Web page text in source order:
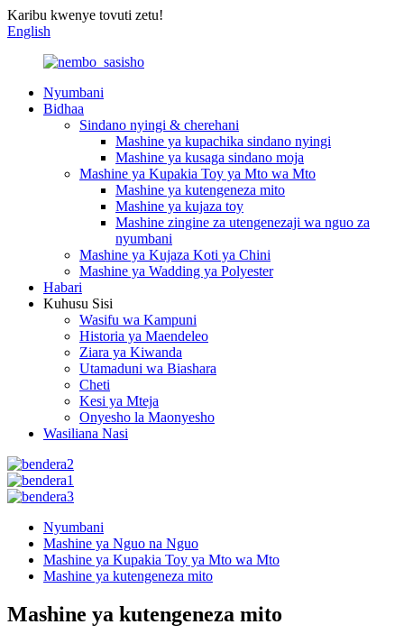
Karibu kwenye tovuti zetu!
English
Nyumbani
Bidhaa
Sindano nyingi & cherehani
Mashine ya kupachika sindano nyingi
Mashine ya kusaga sindano moja
Mashine ya Kupakia Toy ya Mto wa Mto
Mashine ya kutengeneza mito
Mashine ya kujaza toy
Mashine zingine za utengenezaji wa nguo za
nyumbani
Mashine ya Kujaza Koti ya Chini
Mashine ya Wadding ya Polyester
Habari
Kuhusu Sisi
Wasifu wa Kampuni
Historia ya Maendeleo
Ziara ya Kiwanda
Utamaduni wa Biashara
Cheti
Kesi ya Mteja
Onyesho la Maonyesho
Wasiliana Nasi
Nyumbani
Mashine ya Nguo na Nguo
Mashine ya Kupakia Toy ya Mto wa Mto
Mashine ya kutengeneza mito
Mashine ya kutengeneza mito